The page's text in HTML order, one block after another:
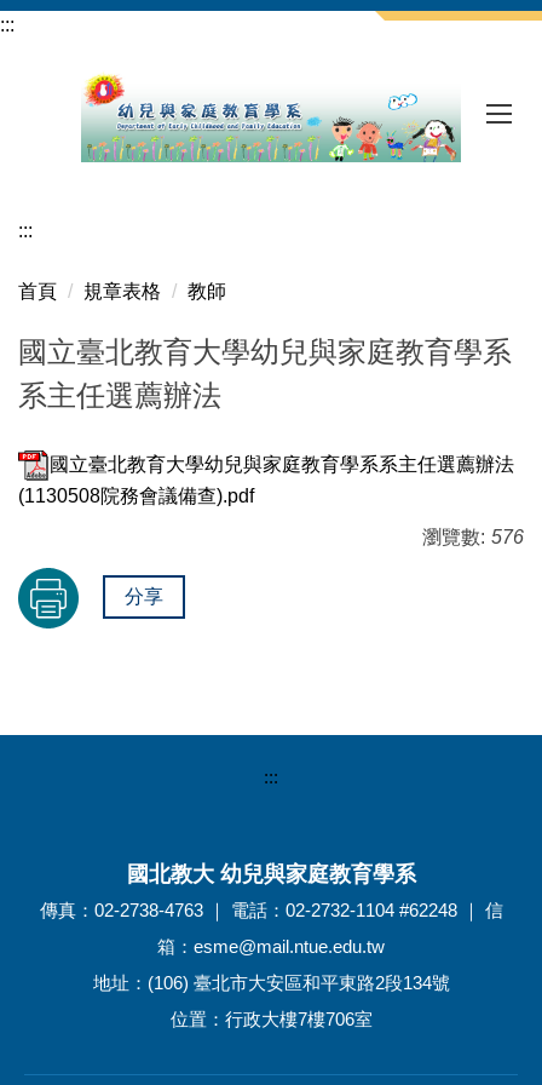
跳
:::
:::
首頁 規章表格 教師
國立臺北教育大學幼兒與家庭教育學系
系主任選薦辦法
國立臺北教育大學幼兒與家庭教育學系系主任選薦辦法
(1130508院務會議備查).pdf
瀏覽數: 576
分享
:::
國北教大 幼兒與家庭教育學系
傳真：02-2738-4763 ｜ 電話：02-2732-1104 #62248 ｜ 信
箱：esme@mail.ntue.edu.tw
地址：(106) 臺北市大安區和平東路2段134號
位置：行政大樓7樓706室